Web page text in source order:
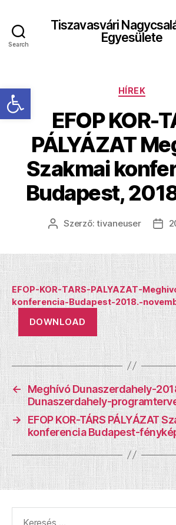
Eszköztár megnyitása
Search
Tiszavasvári
Egyesülete
HÍREK
EFOP KOR-
PÁLYÁZAT
Szakmai
Budapest,
Bejegyzés
Szerző:tivaneuser
EFOP-KOR-TARS-PALYAZAT-
konferencia-Budapest-2018.-
DOWNLOAD
← Meghívó Dunaszerdahely-
Dunaszerdahely-
→ EFOP KOR-TÁRS PÁLYÁZAT
konferencia Budapest-